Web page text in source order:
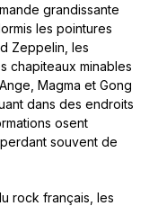
grandissante
les pointures
Zeppelin, les
chapiteaux minables
Magma et Gong
dans des endroits
osent
souvent de
rock français, les